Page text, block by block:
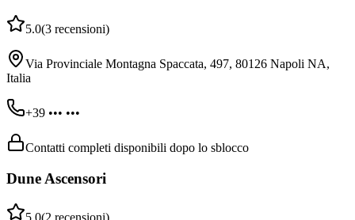
5.0(3 recensioni)
Via Provinciale Montagna Spaccata, 497, 80126 Napoli NA,
Italia
+39 ••• •••
Contatti completi disponibili dopo lo sblocco
Dune Ascensori
5.0(2 recensioni)